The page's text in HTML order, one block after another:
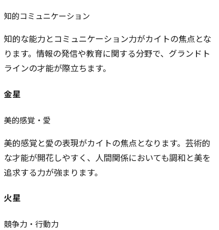
知的コミュニケーション
知的な能力とコミュニケーション力がカイトの焦点とな
ります。情報の発信や教育に関する分野で、グランドト
ラインの才能が際立ちます。
金星
美的感覚・愛
美的感覚と愛の表現がカイトの焦点となります。芸術的
な才能が開花しやすく、人間関係においても調和と美を
追求する力が強まります。
火星
競争力・行動力